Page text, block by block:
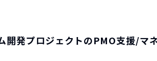
開発プロジェクトのPMO支援/マ